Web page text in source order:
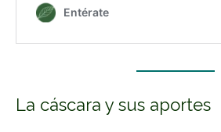
La cáscara y sus aportes